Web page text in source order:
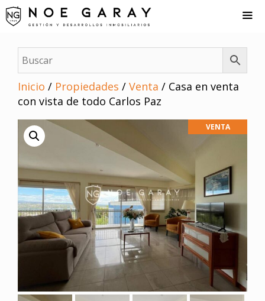
Saltar
al
Inicio / Propiedades / Venta / Casa en venta
con vista de todo Carlos Paz
VENTA